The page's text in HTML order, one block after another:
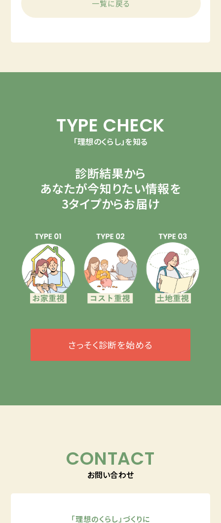
一覧に戻る
TYPE CHECK
「理想のくらし」を知る
診断結果から
あなたが今知りたい情報を
3タイプからお届け
さっそく診断を始める
CONTACT
お問い合わせ
「理想のくらし」づくりに